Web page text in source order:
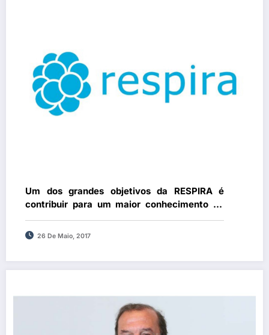
Um dos grandes objetivos da RESPIRA é
contribuir para um maior conhecimento da
DPOC
26 De Maio, 2017